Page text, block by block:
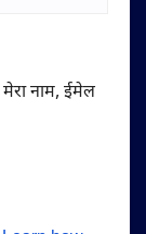
नाम, ईमेल